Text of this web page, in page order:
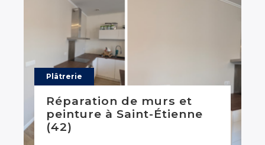
Plâtrerie
Réparation de murs et
peinture à Saint-Étienne
(42)